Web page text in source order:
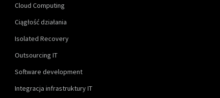
Cloud Computing
Ciągłość działania
Isolated Recovery
Outsourcing IT
Software development
Integracja infrastruktury IT